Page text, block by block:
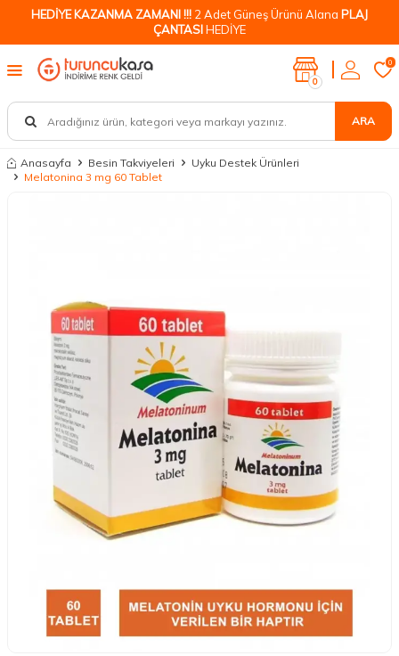
HEDİYE KAZANMA ZAMANI !!! 2 Adet Güneş Ürünü Alana PLAJ
ÇANTASIHEDİYE
ARA
0
0
Anasayfa Besin Takviyeleri
Uyku Destek Ürünleri
Melatonina 3 mg 60 Tablet